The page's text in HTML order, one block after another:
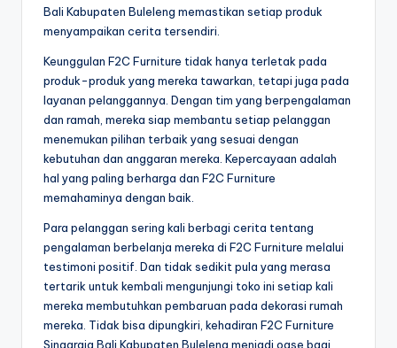
Bali Kabupaten Buleleng memastikan setiap produk
menyampaikan cerita tersendiri.
Keunggulan F2C Furniture tidak hanya terletak pada
produk-produk yang mereka tawarkan, tetapi juga pada
layanan pelanggannya. Dengan tim yang berpengalaman
dan ramah, mereka siap membantu setiap pelanggan
menemukan pilihan terbaik yang sesuai dengan
kebutuhan dan anggaran mereka. Kepercayaan adalah
hal yang paling berharga dan F2C Furniture
memahaminya dengan baik.
Para pelanggan sering kali berbagi cerita tentang
pengalaman berbelanja mereka di F2C Furniture melalui
testimoni positif. Dan tidak sedikit pula yang merasa
tertarik untuk kembali mengunjungi toko ini setiap kali
mereka membutuhkan pembaruan pada dekorasi rumah
mereka. Tidak bisa dipungkiri, kehadiran F2C Furniture
Singaraja Bali Kabupaten Buleleng menjadi oase bagi